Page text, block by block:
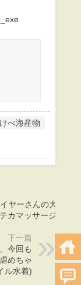
べ海産物
ヤーさんの大量イ
カマッサージ天国
下一篇
今回も
めちゃ
ル水着)